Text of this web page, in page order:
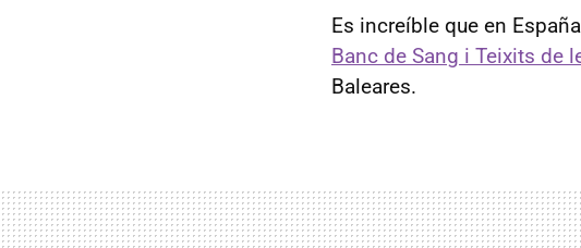
Es increíble que en
Banc de Sang i Teixits de
Baleares.